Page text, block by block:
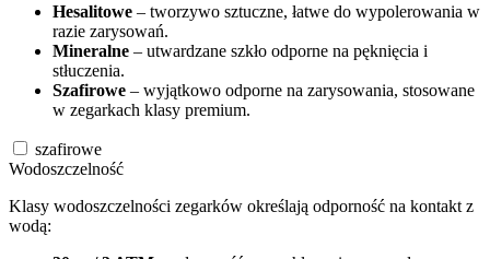
Hesalitowe – tworzywo sztuczne, łatwe do wypolerowania w
razie zarysowań.
Mineralne – utwardzane szkło odporne na pęknięcia i
stłuczenia.
Szafirowe – wyjątkowo odporne na zarysowania, stosowane
w zegarkach klasy premium.
szafirowe
Wodoszczelność
Klasy wodoszczelności zegarków określają odporność na kontakt z
wodą: